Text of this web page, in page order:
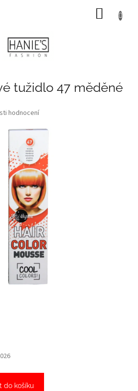
tužidlo 47 měděné
hodnocení
do košíku